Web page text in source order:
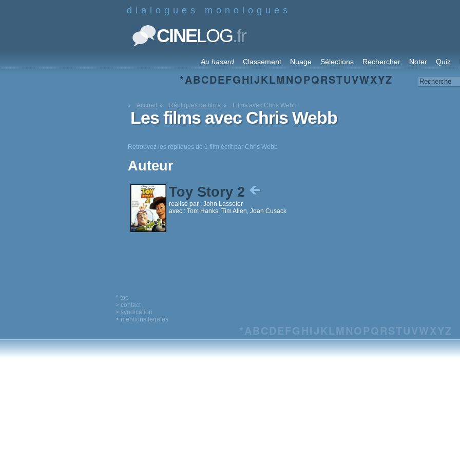
dialogues monologues
CINELOG.fr
Au hasard Classement Nuage Sélections Rechercher Noter Quiz
*ABCDEFGHIJKLMNOPQRSTUVWXYZ
Accueil Répliques de films Films avec Chris Webb
Les films avec Chris Webb
Retrouvez les répliques de 1 film écrit par Chris Webb
Auteur
Toy Story 2
realisé par : John Lasseter
avec : Tom Hanks, Tim Allen, Joan Cusack
^ top
> contact
> syndication
> mentions legales
*ABCDEFG HIJ KLM NO PQRSTUVWXYZ